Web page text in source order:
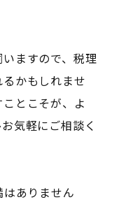
ますので、税理
かもしれませ
とこそが、よ
気軽にご相談く
はありません